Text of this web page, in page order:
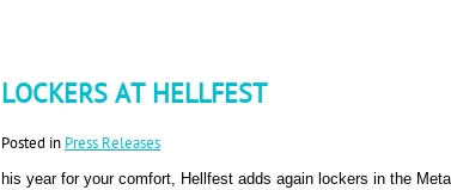
LOCKERS AT HELLFEST
Posted in Press Releases
his year for your comfort, Hellfest adds again lockers in the